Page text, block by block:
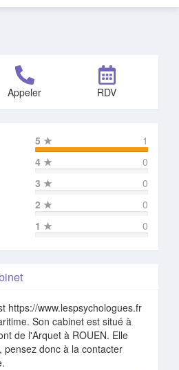
Appeler RDV
5 ★
1
4 ★
0
3 ★
0
2 ★
0
1 ★ 0
https://www.lespsychologues.fr
Son cabinet est situé à
de l'Arquet à ROUEN. Elle
pensez donc à la contacter